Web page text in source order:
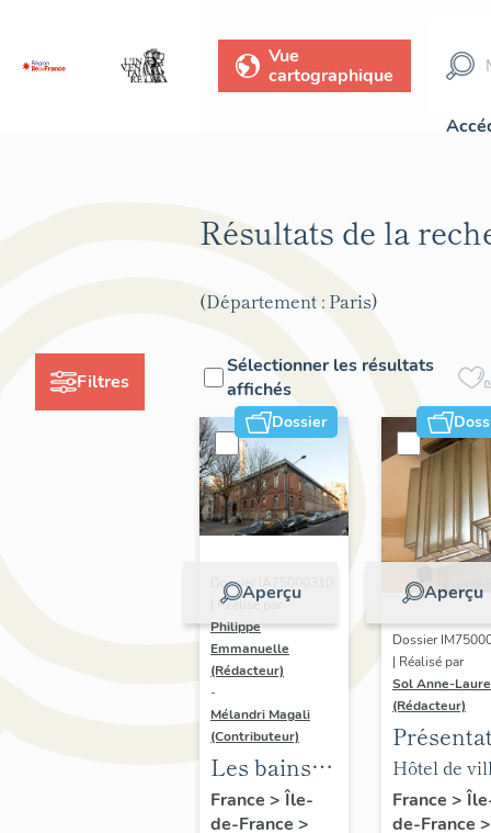
Vue
cartographique
Filtres
Résultats de la
(Département : Paris)
Sélectionner les résultats
affichés
Dossier
Aperçu
Dossier IA75000310
| Réalisé par
Philippe
Emmanuelle
(Rédacteur)
-
Mélandri Magali
(Contributeur)
Les bains
douches
France > Île-
de-France >
Aperçu
Dossier
| Réalisé par
Sol Anne-Laure
(Rédacteur)
du
de la
Hôtel de
annexe
France >
de-France >